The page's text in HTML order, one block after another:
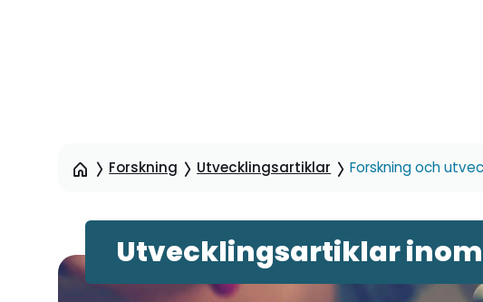
Forskning Utvecklingsartiklar Forskning och
Utvecklingsartiklar